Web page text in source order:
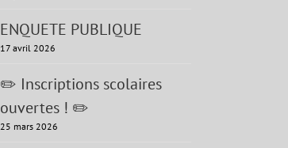
ENQUETE PUBLIQUE
17 avril 2026
✏️ Inscriptions scolaires
ouvertes ! ✏️
25 mars 2026